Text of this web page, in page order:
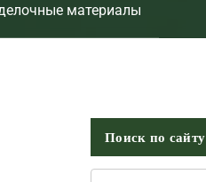
материалы
Поиск по сайту